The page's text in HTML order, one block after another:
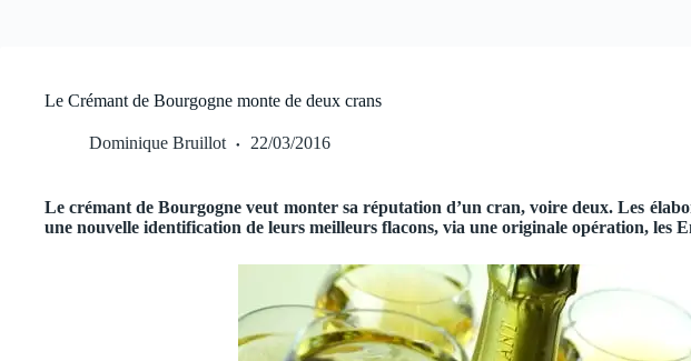
Le Crémant de Bourgogne monte de deux crans
Dominique Bruillot 22/03/2016
Le crémant de Bourgogne veut monter sa réputation d’un cran, voire deux. Les
une nouvelle identification de leurs meilleurs flacons, via une originale opération, les